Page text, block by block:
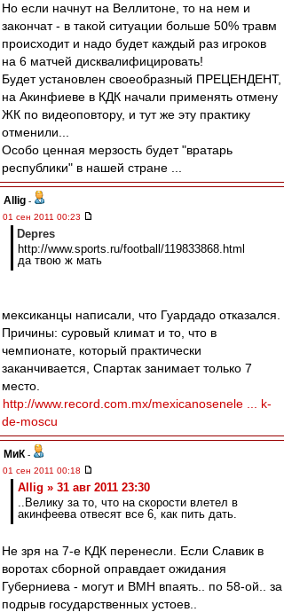
Но если начнут на Веллитоне, то на нем и
закончат - в такой ситуации больше 50% травм
происходит и надо будет каждый раз игроков
на 6 матчей дисквалифицировать!
Будет установлен своеобразный ПРЕЦЕНДЕНТ,
на Акинфиеве в КДК начали применять отмену
ЖК по видеоповтору, и тут же эту практику
отменили...
Особо ценная мерзость будет "вратарь
республики" в нашей стране ...
Allig -
01 сен 2011 00:23
Depres
http://www.sports.ru/football/119833868.html
да твою ж мать
мексиканцы написали, что Гуардадо отказался.
Причины: суровый климат и то, что в
чемпионате, который практически
заканчивается, Спартак занимает только 7
место.
http://www.record.com.mx/mexicanosenele ... k-
de-moscu
МиК -
01 сен 2011 00:18
Allig » 31 авг 2011 23:30
..Велику за то, что на скорости влетел в
акинфеева отвесят все 6, как пить дать.
Не зря на 7-е КДК перенесли. Если Славик в
воротах сборной оправдает ожидания
Губерниева - могут и ВМН впаять.. по 58-ой.. за
подрыв государственных устоев..